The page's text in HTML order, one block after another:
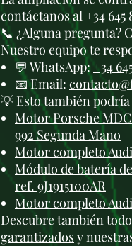
contáctanos al +34 645
📞 ¿Alguna pregunta?
Nuestro equipo te
💬 WhatsApp:+34
📧 Email:
💡 Esto también
Motor Porsche
992 Segunda Mano
Motor completo
Módulo de batería
ref. 9J1915100AR
Motor completo
Descubre también
garantizadosy